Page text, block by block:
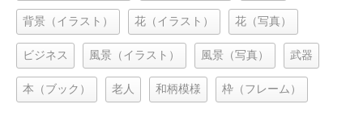
背景（イラスト） 花（イラスト） 花（写真）
ビジネス 風景（イラスト） 風景（写真） 武器
本（ブック） 老人 和柄模様 枠（フレーム）